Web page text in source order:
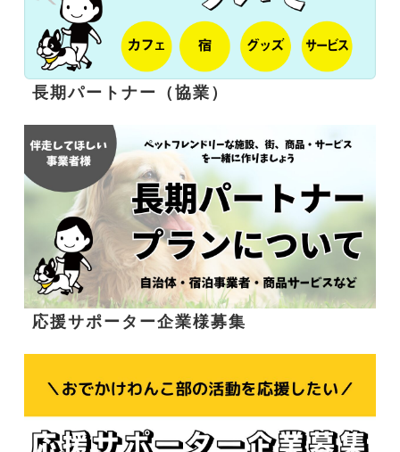
長期パートナー（協業）
応援サポーター企業様募集